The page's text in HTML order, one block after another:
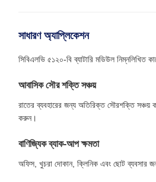
সাধারণ অ্যাপ্লিকেশন
সিবিএলভি ৫১২০-বি ব্যাটারি মডিউল নিম্নলিখিত
আবাসিক সৌর শক্তি সঞ্চয়
রাতের ব্যবহারের জন্য অতিরিক্ত সৌরশক্তি
করুন।
বাণিজ্যিক ব্যাক-আপ ক্ষমতা
অফিস, খুচরা দোকান, ক্লিনিক এবং ছোট ব্যবসার